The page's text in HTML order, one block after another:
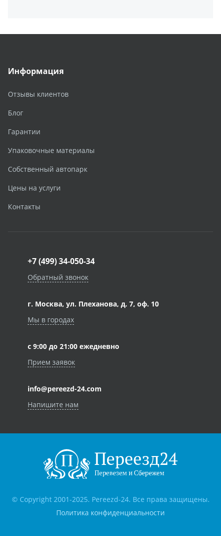
Информация
Отзывы клиентов
Блог
Гарантии
Упаковочные материалы
Собственный автопарк
Цены на услуги
Контакты
+7 (499) 34-050-34
Обратный звонок
г. Москва, ул. Плеханова, д. 7, оф. 10
Мы в городах
с 9:00 до 21:00 ежедневно
Прием заявок
info@pereezd-24.com
Напишите нам
© Copyright 2001-2025. Pereezd-24. Все права защищены.
Политика конфиденциальности